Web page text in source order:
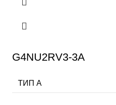
G4NU2RV3-3A
ТИП А